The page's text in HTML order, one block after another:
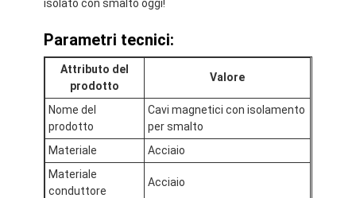
Prodotti
Spettacolo VR
Chi Siamo
isolato con smalto oggi!
Parametri tecnici:
Attributo del
prodotto
Valore
Nome del
prodotto
Cavi magnetici con isolamento
per smalto
Materiale
Acciaio
Materiale
conduttore
Acciaio